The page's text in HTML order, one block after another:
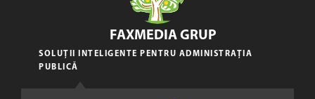
FAXMEDIA GRUP
SOLUȚII INTELIGENTE PENTRU ADMINISTRAȚIA
PUBLICĂ